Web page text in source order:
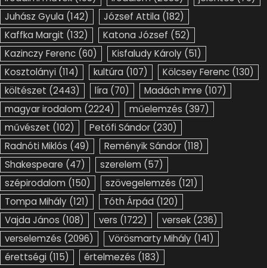
Juhász Gyula (142) József Attila (182)
Kaffka Margit (132) Katona József (52)
Kazinczy Ferenc (60) Kisfaludy Károly (51)
Kosztolányi (114) kultúra (107) Kölcsey Ferenc (130)
költészet (2443) líra (70) Madách Imre (107)
magyar irodalom (2224) műelemzés (397)
művészet (102) Petőfi Sándor (230)
Radnóti Miklós (49) Reményik Sándor (118)
Shakespeare (47) szerelem (57)
szépirodalom (150) szövegelemzés (121)
Tompa Mihály (121) Tóth Árpád (120)
Vajda János (108) vers (1722) versek (236)
verselemzés (2096) Vörösmarty Mihály (141)
érettségi (115) értelmezés (183)